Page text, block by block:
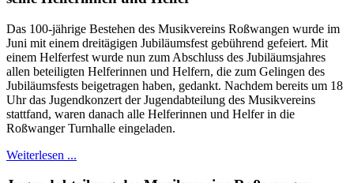
Das 100-jährige Bestehen des Musikvereins Roßwangen wurde im
Juni mit einem dreitägigen Jubiläumsfest gebührend gefeiert. Mit
einem Helferfest wurde nun zum Abschluss des Jubiläumsjahres
allen beteiligten Helferinnen und Helfern, die zum Gelingen des
Jubiläumsfests beigetragen haben, gedankt. Nachdem bereits um 18
Uhr das Jugendkonzert der Jugendabteilung des Musikvereins
stattfand, waren danach alle Helferinnen und Helfer in die
Roßwanger Turnhalle eingeladen.
Weiterlesen ...